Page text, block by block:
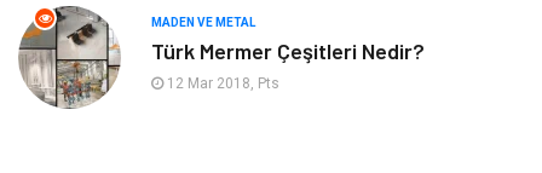
Aksesuar
Nakliyat
MADEN VE METAL
Türk Mermer Çeşitleri Nedir?
12 Mar 2018, Pts